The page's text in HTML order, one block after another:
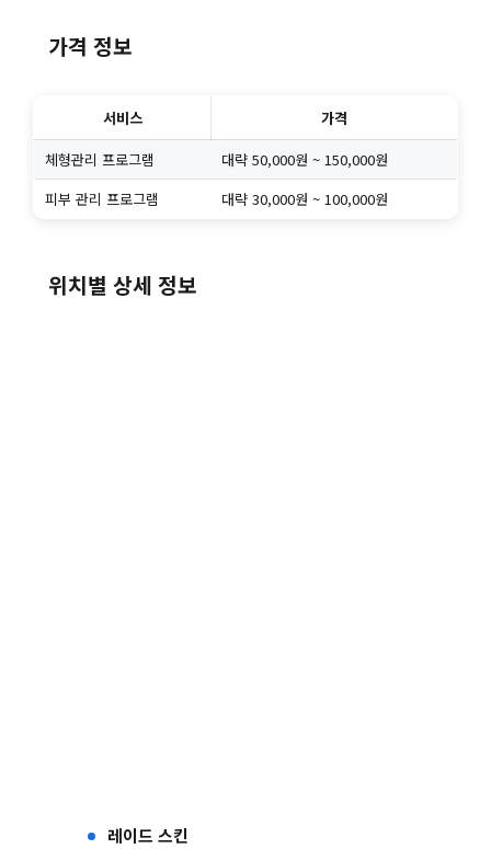
가격 정보
서비스
가격
체형관리 프로그램
대략 50,000원 ~ 150,000원
피부 관리 프로그램
대략 30,000원 ~ 100,000원
위치별 상세 정보
레이드 스킨